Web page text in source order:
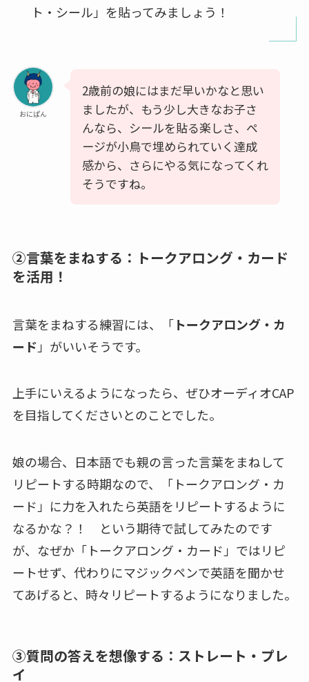
ト・シール」を貼ってみましょう！
おにぱん
2歳前の娘にはまだ早いかなと思い
ましたが、もう少し大きなお子さ
んなら、シールを貼る楽しさ、ペ
ージが小鳥で埋められていく達成
感から、さらにやる気になってくれ
そうですね。
②言葉をまねする：トークアロング・カード
を活用！
言葉をまねする練習には、「トークアロング・カ
ード 」がいいそうです。
上手にいえるようになったら、ぜひオーディオCAP
を目指してくださいとのことでした。
娘の場合、日本語でも親の言った言葉をまねして
リピートする時期なので、「トークアロング・カ
ード」に力を入れたら英語をリピートするように
なるかな？！ という期待で試してみたのです
が、なぜか「トークアロング・カード」ではリピ
ートせず、代わりにマジックペンで英語を聞かせ
てあげると、時々リピートするようになりました。
③質問の答えを想像する：ストレート・プレ
イ